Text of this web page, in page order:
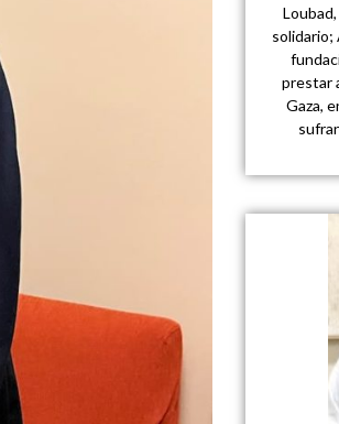
solidario;
prestar
Gaza,